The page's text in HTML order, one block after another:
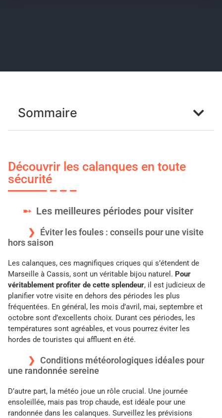
Sommaire
Découvrir les calanques en toute
sécurité
Les meilleures périodes pour visiter
Éviter les foules : conseils pour une visite
hors saison
Les calanques, ces magnifiques criques qui s’étendent de
Marseille à Cassis, sont un véritable bijou naturel. Pour
véritablement profiter de cette splendeur, il est judicieux de
planifier votre visite en dehors des périodes les plus
fréquentées. En général, les mois d’avril, mai, septembre et
octobre sont d’excellents choix. Durant ces périodes, les
températures sont agréables, et vous pourrez éviter les
hordes de touristes qui affluent en été.
Conditions météorologiques idéales pour
une randonnée sereine
D’autre part, la météo joue un rôle crucial. Une journée
ensoleillée, mais pas trop chaude, est idéale pour une
randonnée dans les calanques. Surveillez les prévisions